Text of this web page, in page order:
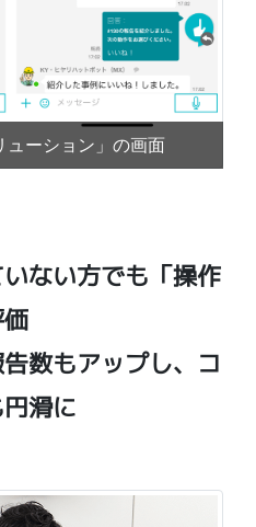
ューション」の画面
ない方でも「操作
数もアップし、コ
滑に